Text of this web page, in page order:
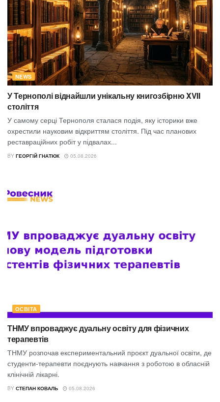
NEWS
У Тернополі віднайшли унікальну книгозбірню XVII
століття
У самому серці Тернополя сталася подія, яку історики вже
охрестили науковим відкриттям століття. Під час планових
реставраційних робіт у підвалах...
BY ГЕОРГІЙ ГНАТЮК 05.08.2026
ОСВІТА
ТНМУ впроваджує дуальну освіту для фізичних
терапевтів
ТНМУ розпочав експериментальний проєкт дуальної освіти, де
студенти-терапевти поєднують навчання з роботою в обласній
клінічній лікарні.
BY СТЕПАН КОВАЛЬ 05.08.2026